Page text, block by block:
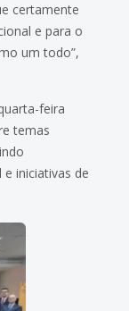
certamente
e para o
um todo”,
feira
temas
iniciativas de